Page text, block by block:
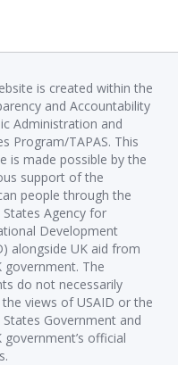
is created within the
and Accountability
Administration and
Program/TAPAS. This
is made possible by the
support of the
people through the
States Agency for
Development
alongside UK aid from
government. The
do not necessarily
views of USAID or the
Government and
government’s official